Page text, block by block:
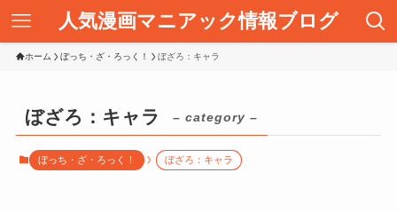
人気漫画マニアック情報ブログ
ホーム ぼっち・ざ・ろっく！ ぼざろ：キャラ
ぼざろ：キャラ – category –
ぼっち・ざ・ろっく！ ぼざろ：キャラ